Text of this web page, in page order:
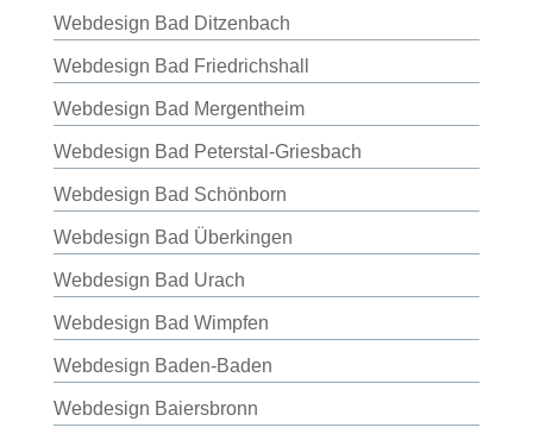
Webdesign Bad Ditzenbach
Webdesign Bad Friedrichshall
Webdesign Bad Mergentheim
Webdesign Bad Peterstal-Griesbach
Webdesign Bad Schönborn
Webdesign Bad Überkingen
Webdesign Bad Urach
Webdesign Bad Wimpfen
Webdesign Baden-Baden
Webdesign Baiersbronn